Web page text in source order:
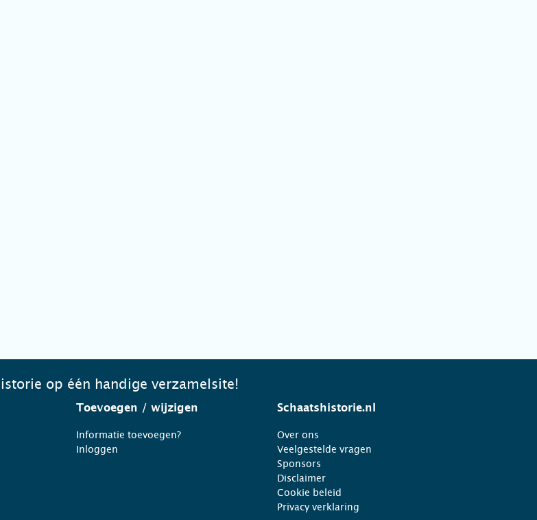
op één handige verzamelsite!
Toevoegen / wijzigen
Informatie toevoegen?
Inloggen
Schaatshistorie.nl
Over ons
Veelgestelde vragen
Sponsors
Disclaimer
Cookie beleid
Privacy verklaring